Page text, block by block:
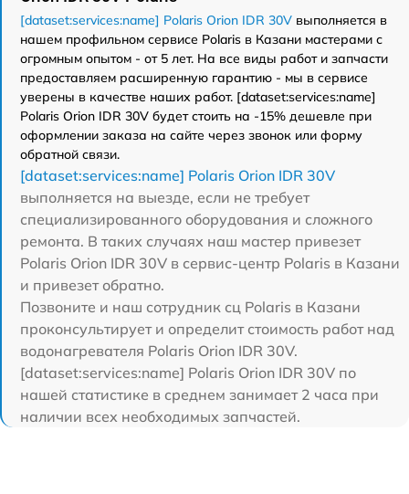
[dataset:services:name] Polaris Orion IDR 30V выполняется в
нашем профильном сервисе Polaris в Казани мастерами с
огромным опытом - от 5 лет. На все виды работ и запчасти
предоставляем расширенную гарантию - мы в сервисе
уверены в качестве наших работ. [dataset:services:name]
Polaris Orion IDR 30V будет стоить на -15% дешевле при
оформлении заказа на сайте через звонок или форму
обратной связи.
[dataset:services:name] Polaris Orion IDR 30V
выполняется на выезде, если не требует
специализированного оборудования и сложного
ремонта. В таких случаях наш мастер привезет
Polaris Orion IDR 30V в сервис-центр Polaris в Казани
и привезет обратно.
Позвоните и наш сотрудник сц Polaris в Казани
проконсультирует и определит стоимость работ над
водонагревателя Polaris Orion IDR 30V.
[dataset:services:name] Polaris Orion IDR 30V по
нашей статистике в среднем занимает 2 часа при
наличии всех необходимых запчастей.